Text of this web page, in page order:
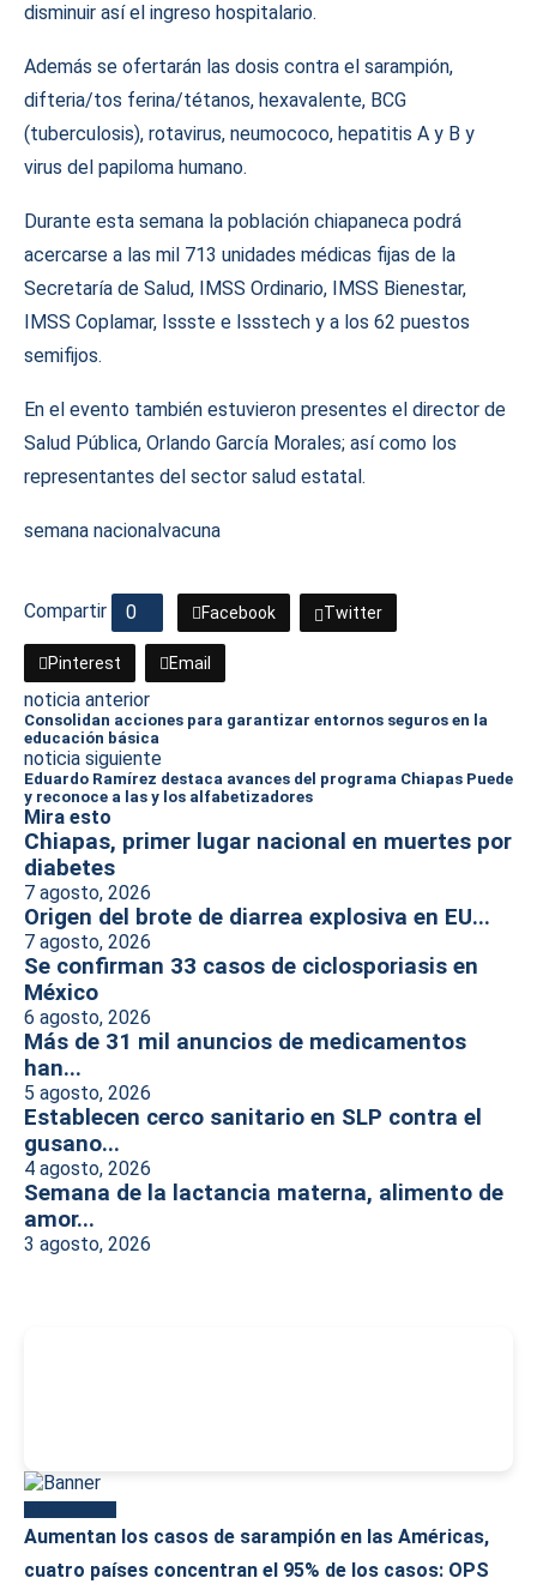
disminuir así el ingreso hospitalario.
Además se ofertarán las dosis contra el sarampión,
difteria/tos ferina/tétanos, hexavalente, BCG
(tuberculosis), rotavirus, neumococo, hepatitis A y B y
virus del papiloma humano.
Durante esta semana la población chiapaneca podrá
acercarse a las mil 713 unidades médicas fijas de la
Secretaría de Salud, IMSS Ordinario, IMSS Bienestar,
IMSS Coplamar, Issste e Issstech y a los 62 puestos
semifijos.
En el evento también estuvieron presentes el director de
Salud Pública, Orlando García Morales; así como los
representantes del sector salud estatal.
semana nacionalvacuna
Compartir 0 Facebook Twitter
Pinterest Email
noticia anterior
Consolidan acciones para garantizar entornos seguros en la
educación básica
noticia siguiente
Eduardo Ramírez destaca avances del programa Chiapas Puede
y reconoce a las y los alfabetizadores
Mira esto
Chiapas, primer lugar nacional en muertes por
diabetes
7 agosto, 2026
Origen del brote de diarrea explosiva en EU...
7 agosto, 2026
Se confirman 33 casos de ciclosporiasis en
México
6 agosto, 2026
Más de 31 mil anuncios de medicamentos
han...
5 agosto, 2026
Establecen cerco sanitario en SLP contra el
gusano...
4 agosto, 2026
Semana de la lactancia materna, alimento de
amor...
3 agosto, 2026
Aumentan los casos de sarampión en las Américas,
cuatro países concentran el 95% de los casos: OPS